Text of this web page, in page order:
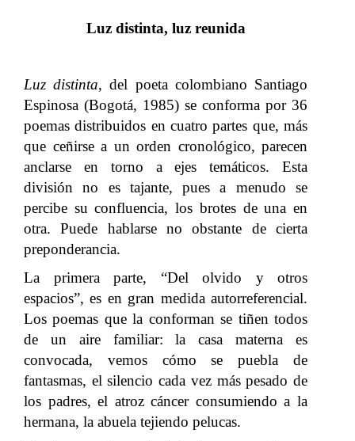
Luz distinta, luz reunida
Luz distinta, del poeta colombiano Santiago
Espinosa (Bogotá, 1985) se conforma por 36
poemas distribuidos en cuatro partes que, más
que ceñirse a un orden cronológico, parecen
anclarse en torno a ejes temáticos. Esta
división no es tajante, pues a menudo se
percibe su confluencia, los brotes de una en
otra. Puede hablarse no obstante de cierta
preponderancia.
La primera parte, “Del olvido y otros
espacios”, es en gran medida autorreferencial.
Los poemas que la conforman se tiñen todos
de un aire familiar: la casa materna es
convocada, vemos cómo se puebla de
fantasmas, el silencio cada vez más pesado de
los padres, el atroz cáncer consumiendo a la
hermana, la abuela tejiendo pelucas.